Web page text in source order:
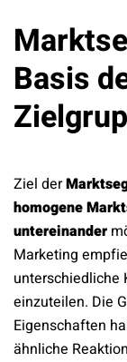
Basis
Ziel der
homogene
untereinander
Marketing
unterschiedliche
einzuteilen. Die
Eigenschaften
ähnliche